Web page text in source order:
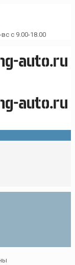
вс с 9.00-18.00